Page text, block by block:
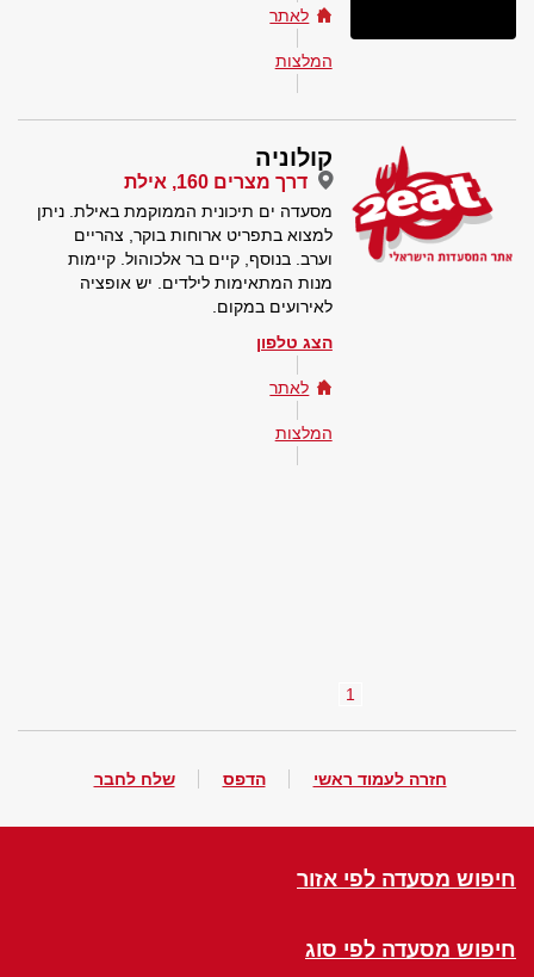
לאתר
המלצות
קולוניה
דרך מצרים 160, אילת
מסעדה ים תיכונית הממוקמת באילת. ניתן
למצוא בתפריט ארוחות בוקר, צהריים
וערב. בנוסף, קיים בר אלכוהול. קיימות
מנות המתאימות לילדים. יש אופציה
לאירועים במקום.
הצג טלפון
לאתר
המלצות
1
חזרה לעמוד ראשי הדפס שלח לחבר
חיפוש מסעדה לפי אזור
חיפוש מסעדה לפי סוג